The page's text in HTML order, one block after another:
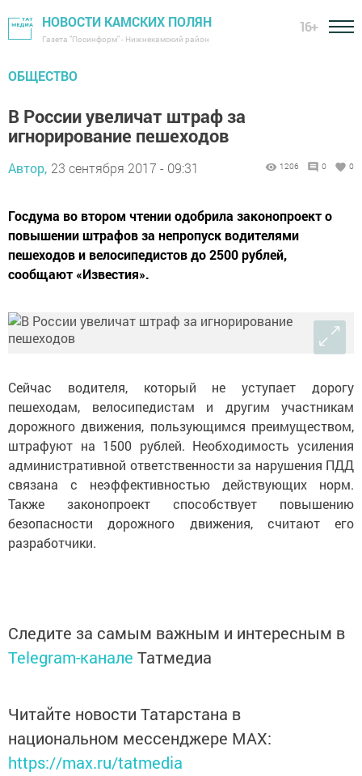
НОВОСТИ КАМСКИХ ПОЛЯН
Газета "Посинформ" - Нижнекамский район
16+
ОБЩЕСТВО
В России увеличат штраф за
игнорирование пешеходов
Автор, 23 сентября 2017 - 09:31 1206 0 0
Госдума во втором чтении одобрила законопроект о
повышении штрафов за непропуск водителями
пешеходов и велосипедистов до 2500 рублей,
сообщают «Известия».
Сейчас водителя, который не уступает дорогу
пешеходам, велосипедистам и другим участникам
дорожного движения, пользующимся преимуществом,
штрафуют на 1500 рублей. Необходимость усиления
административной ответственности за нарушения ПДД
связана с неэффективностью действующих норм.
Также законопроект способствует повышению
безопасности дорожного движения, считают его
разработчики.
Следите за самым важным и интересным в
Telegram-канале Татмедиа
Читайте новости Татарстана в
национальном мессенджере MАХ:
https://max.ru/tatmedia